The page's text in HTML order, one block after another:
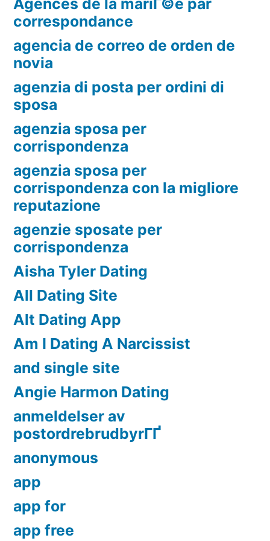
Agences de la mariГ©e par
correspondance
agencia de correo de orden de
novia
agenzia di posta per ordini di
sposa
agenzia sposa per
corrispondenza
agenzia sposa per
corrispondenza con la migliore
reputazione
agenzie sposate per
corrispondenza
Aisha Tyler Dating
All Dating Site
Alt Dating App
Am I Dating A Narcissist
and single site
Angie Harmon Dating
anmeldelser av
postordrebrudbyrГҐ
anonymous
app
app for
app free